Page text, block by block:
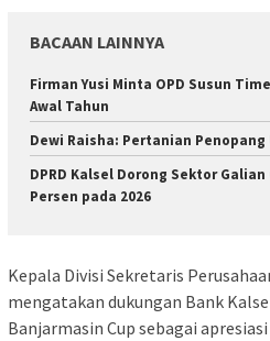
BACAAN LAINNYA
Firman Yusi Minta OPD Susun
Awal Tahun
Dewi Raisha: Pertanian
DPRD Kalsel Dorong Sektor Galian
Persen pada 2026
Kepala Divisi Sekretaris
mengatakan dukungan Bank
Banjarmasin Cup sebagai